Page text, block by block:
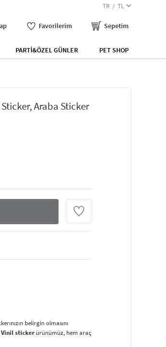
TR TL
Favorilerim Sepetim
PARTİ&ÖZEL GÜNLER PET SHOP
Araba Sticker
belirgin olmasını
Vinil sticker ürünümüz, hem araç